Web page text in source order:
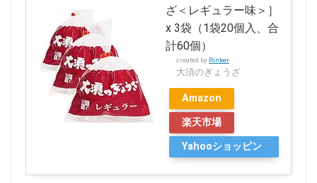
ざ＜レギュラー味＞］
x 3袋（1袋20個入、合
計60個）
created by Rinker
大須のぎょうざ
Amazon
楽天市場
Yahooショッピン